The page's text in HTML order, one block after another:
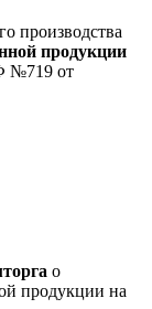
производства
продукции
№719 от
о
продукции на